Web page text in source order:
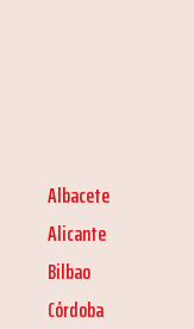
Albacete
Alicante
Bilbao
Córdoba